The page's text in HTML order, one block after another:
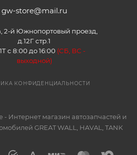
gw-store@mail.ru
2-й Южнопортовый проезд,
д.12Г стр.1
с 8:00 до 16:00 (СБ, ВС -
выходной)
КОНФИДЕНЦИАЛЬНОСТИ
- Интернет магазин автозапчастей и
GREAT WALL, HAVAL, TANK